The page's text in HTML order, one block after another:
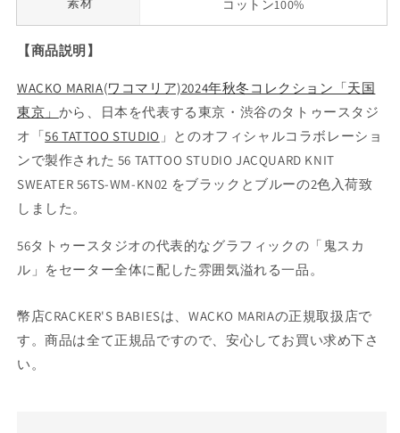
コットン100%
【商品説明】
WACKO MARIA(ワコマリア)2024年秋冬コレクション「天国
東京」 から、日本を代表する東京・渋谷のタトゥースタジ
オ「56 TATTOO STUDIO 」とのオフィシャルコラボレーショ
ンで製作された 56 TATTOO STUDIO JACQUARD KNIT
SWEATER 56TS-WM-KN02 をブラックとブルーの2色入荷致
しました。
56タトゥースタジオの代表的なグラフィックの「鬼スカ
ル」をセーター全体に配した雰囲気溢れる一品。
幣店CRACKER'S BABIESは、WACKO MARIAの正規取扱店で
す。商品は全て正規品ですので、安心してお買い求め下さ
い。